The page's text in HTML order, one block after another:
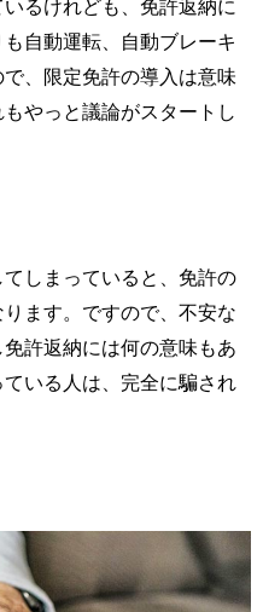
るけれども、免許返納に
自動運転、自動ブレーキ
、限定免許の導入は意味
やっと議論がスタートし
しまっていると、免許の
ます。ですので、不安な
許返納には何の意味もあ
いる人は、完全に騙され